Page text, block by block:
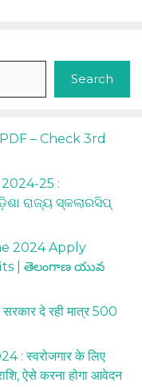
Search
– Check 3rd
25 :
ରାଜ୍ୟ ସ୍କଲାରସିପ୍
2024 Apply
| తెలంగాణ యువ
दे रही मात्र 500
: स्वरोजगार के लिए
ऐसे करना होगा आवेदन